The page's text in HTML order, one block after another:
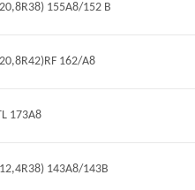
155A8/152 B
162/A8
173A8
143A8/143B